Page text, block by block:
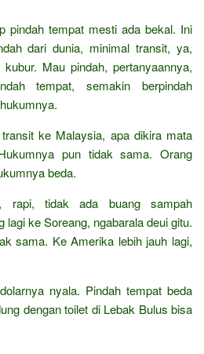
pindah tempat mesti ada bekal. Ini
dari dunia, minimal transit, ya,
Mau pindah, pertanyaannya,
tempat, semakin berpindah
ke Malaysia, apa dikira mata
pun tidak sama. Orang
beda.
tidak ada buang sampah
lagi ke Soreang, ngabarala deui gitu.
sama. Ke Amerika lebih jauh lagi,
nyala. Pindah tempat beda
dengan toilet di Lebak Bulus bisa